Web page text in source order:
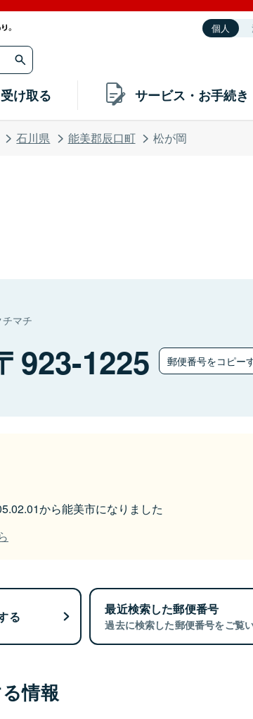
個人
受け取る サービス・お手続き
石川県 能美郡辰口町 松が岡
チマチ
923-1225 郵便番号をコピー
から能美市になりました
る 最近検索した郵便番号
過去に検索した郵便番号をご覧
情報